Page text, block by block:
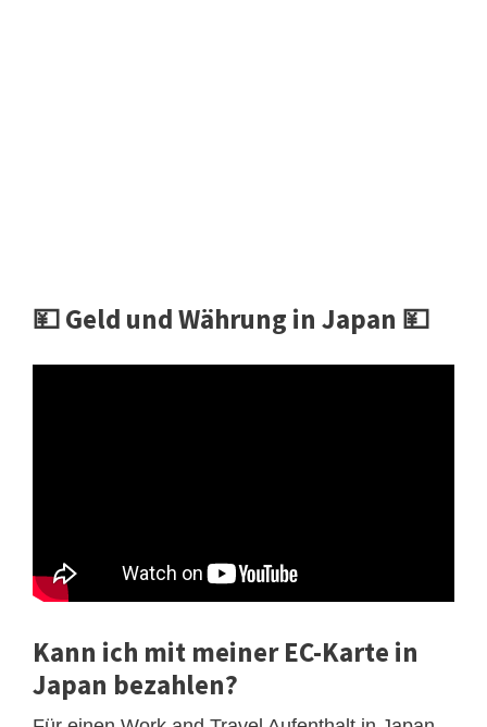
💴 Geld und Währung in Japan 💴
Kann ich mit meiner EC-Karte in
Japan bezahlen?